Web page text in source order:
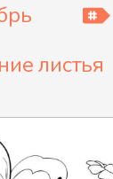
листья